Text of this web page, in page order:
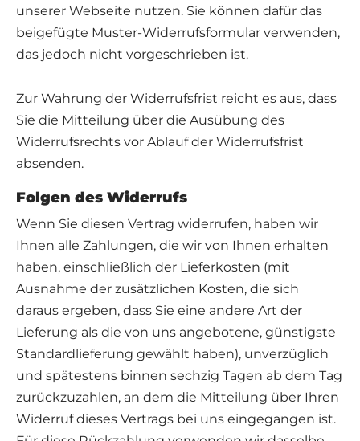
unserer Webseite nutzen. Sie können dafür das
beigefügte Muster-Widerrufsformular verwenden,
das jedoch nicht vorgeschrieben ist.
Zur Wahrung der Widerrufsfrist reicht es aus, dass
Sie die Mitteilung über die Ausübung des
Widerrufsrechts vor Ablauf der Widerrufsfrist
absenden.
Folgen des Widerrufs
Wenn Sie diesen Vertrag widerrufen, haben wir
Ihnen alle Zahlungen, die wir von Ihnen erhalten
haben, einschließlich der Lieferkosten (mit
Ausnahme der zusätzlichen Kosten, die sich
daraus ergeben, dass Sie eine andere Art der
Lieferung als die von uns angebotene, günstigste
Standardlieferung gewählt haben), unverzüglich
und spätestens binnen sechzig Tagen ab dem Tag
zurückzuzahlen, an dem die Mitteilung über Ihren
Widerruf dieses Vertrags bei uns eingegangen ist.